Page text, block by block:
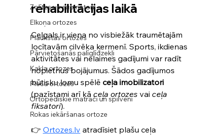
Zolītes un supinatori
Elkoņa ortozes
Plaukstas ortozes
Pārvietošanās palīglīdzekļi
Kakla ortozes
Pleca ortozes
Ortopēdiskie matrači un spilveni
Rokas iekāršanas ortoze
rehabilitācijas laikā
Ceļgals ir viena no visbiežāk traumētajām
locītavām cilvēka ķermenī. Sports, ikdienas
aktivitātes vai nelaimes gadījumi var radīt
nopietnus bojājumus. Šādos gadījumos
būtisku lomu spēlē ceļa imobilizatori
(pazīstami arī kā ceļa ortozes vai ceļa
fiksatori).
👉 Ortozes.lv atradīsiet plašu ceļa